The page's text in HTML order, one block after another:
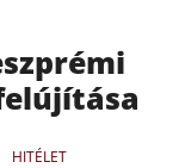
HITÉLET